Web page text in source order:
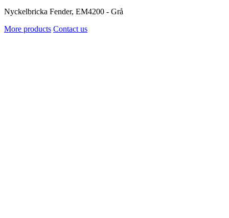
Nyckelbricka Fender, EM4200 - Grå
More products Contact us